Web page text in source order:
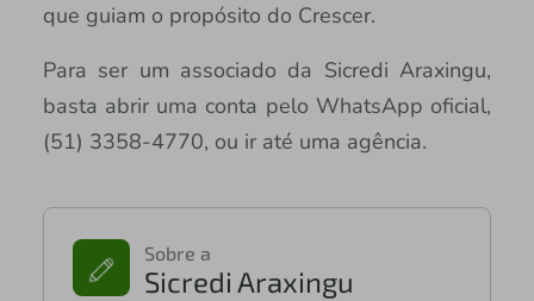
que guiam o propósito do Crescer.
Para ser um associado da Sicredi Araxingu,
basta abrir uma conta pelo WhatsApp oficial,
(51) 3358-4770, ou ir até uma agência.
Sobre a
Sicredi Araxingu